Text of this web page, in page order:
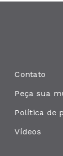
Contato
Peça sua
Política de
Vídeos